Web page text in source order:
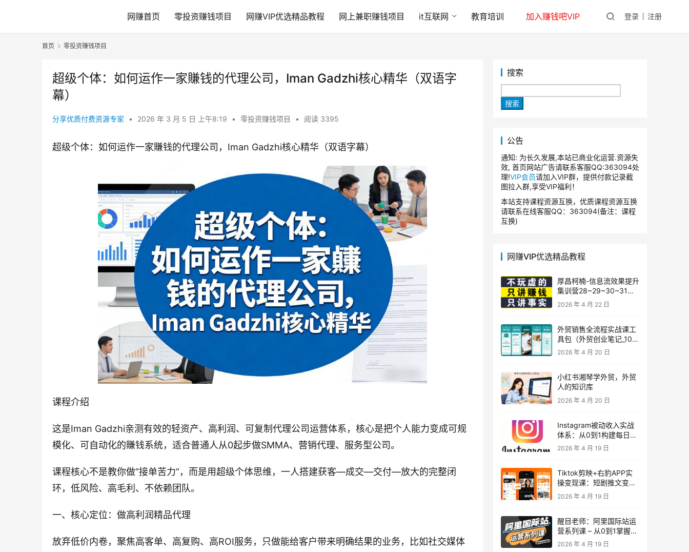
网赚首页 零投资赚钱项目 网赚VIP优选精品教程 网上兼职赚钱项目 it互联网 教育培训 加入赚钱吧VIP 登录 注册
首页 零投资赚钱项目
超级个体：如何运作一家賺钱的代理公司，Iman Gadzhi核心精华（双语字
幕）
分享优质付费资源专家 • 2026 年 3 月 5 日 上午8:19 • 零投资赚钱项目 • 阅读 3395
超级个体：如何运作一家賺钱的代理公司，Iman Gadzhi核心精华（双语字幕）
课程介绍
这是Iman Gadzhi亲测有效的轻资产、高利润、可复制代理公司运营体系，核心是把个人能力变成可规
模化、可自动化的賺钱系统，适合普通人从0起步做SMMA、营销代理、服务型公司。
课程核心不是教你做“接单苦力”，而是用超级个体思维，一人搭建获客—成交—交付—放大的完整闭
环，低风险、高毛利、不依赖团队。
一、核心定位：做高利润精品代理
放弃低价内卷，聚焦高客单、高复购、高ROI服务，只做能给客户带来明确结果的业务，比如社交媒体
搜索
搜索
公告
通知: 为长久发展,本站已商业化运营.资源失
效, 首页网站广告请联系客服QQ:363094处
理!VIP会员请加入VIP群，提供付款记录截
图拉入群,享受VIP福利！
本站支持课程资源互换，优质课程资源互换
请联系在线客服QQ：363094(备注：课程
互换)
网赚VIP优选精品教程
厚昌柯楠-信息流效果提升
集训营28~29~30~31
期，智能投放·巨量AD/百
度优化·AI提效指南
2026 年 4 月 22 日
外贸销售全流程实战课工
具包（外贸创业笔记_10年
外贸经验）
2026 年 4 月 20 日
小红书湘琴学外贸，外贸
人的知识库
2026 年 4 月 20 日
Instagram被动收入实战
体系：从0到1构建每日盈
利的自动销售漏斗
2026 年 4 月 19 日
Tiktok剪映+右豹APP实
操变现课：短剧推文变现
全教程来了！
2026 年 4 月 19 日
醒目老师：阿里国际站运
营系列课 – 从0到1掌握平
台运营核心技巧
2026 年 4 月 19 日